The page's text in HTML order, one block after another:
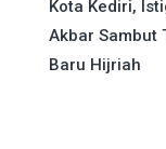
pos
Kota Kediri,
Akbar Sambut
Baru Hijriah